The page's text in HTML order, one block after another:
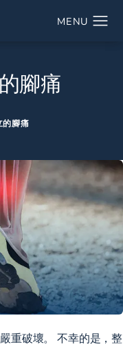
腳痛
的腳痛
重破壞。 不幸的是，整